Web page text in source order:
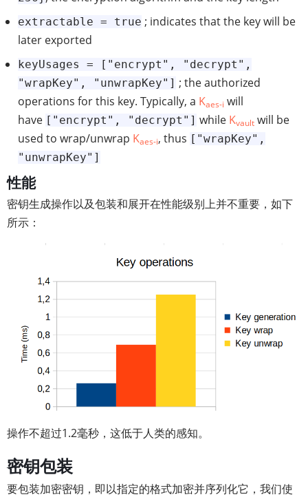
extractable = true ; indicates that the key will be
later exported
keyUsages = ["encrypt", "decrypt",
"wrapKey", "unwrapKey"] ; the authorized
operations for this key. Typically, a Kaes-i will
have ["encrypt", "decrypt"] while Kvault will be
used to wrap/unwrap Kaes-i, thus ["wrapKey",
"unwrapKey"]
性能
密钥生成操作以及包装和展开在性能级别上并不重要，如下
所示：
操作不超过1.2毫秒，这低于人类的感知。
密钥包装
要包装加密密钥，即以指定的格式加密并序列化它，我们使